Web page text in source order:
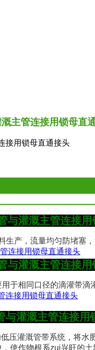
主管连接用锁母直
接用锁母直通接头
与灌溉主管连接
产，流量均匀防堵塞
与灌溉主管连接
于相同口径的滴灌带滴
灌溉主管连接用
压灌溉管带系统，将水
使作物根系zui兴旺的土